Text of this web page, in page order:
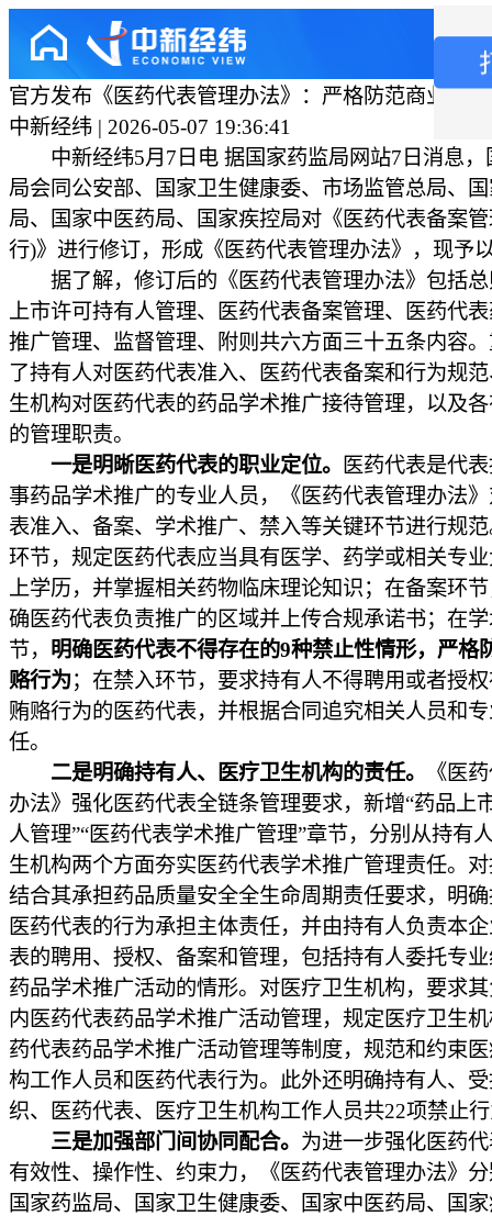
官方发布《医药代表管理办法》：严格防范商业贿
中新经纬 | 2026-05-07 19:36:41
中新经纬5月7日电 据国家药监局网站7日消息，
局会同公安部、国家卫生健康委、市场监管总局、
局、国家中医药局、国家疾控局对《医药代表备案
行)》进行修订，形成《医药代表管理办法》，现予
据了解，修订后的《医药代表管理办法》包括总
上市许可持有人管理、医药代表备案管理、医药代
推广管理、监督管理、附则共六方面三十五条内容
了持有人对医药代表准入、医药代表备案和行为规
生机构对医药代表的药品学术推广接待管理，以及
的管理职责。
一是明晰医药代表的职业定位。
医药代表是代
事药品学术推广的专业人员，《医药代表管理办法
表准入、备案、学术推广、禁入等关键环节进行规
环节，规定医药代表应当具有医学、药学或相关专
上学历，并掌握相关药物临床理论知识；在备案环
确医药代表负责推广的区域并上传合规承诺书；在
节， 明确医药代表不得存在的9种禁止性情形，严格
赂行为；在禁入环节，要求持有人不得聘用或者授
贿赂行为的医药代表，并根据合同追究相关人员和
任。
二是明确持有人、医疗卫生机构的责任。
《医
办法》强化医药代表全链条管理要求，新增“药品上
人管理”“医药代表学术推广管理”章节，分别从持有
生机构两个方面夯实医药代表学术推广管理责任。
结合其承担药品质量安全全生命周期责任要求，明
医药代表的行为承担主体责任，并由持有人负责本
表的聘用、授权、备案和管理，包括持有人委托专
药品学术推广活动的情形。对医疗卫生机构，要求
内医药代表药品学术推广活动管理，规定医疗卫生
药代表药品学术推广活动管理等制度，规范和约束
构工作人员和医药代表行为。此外还明确持有人、
织、医药代表、医疗卫生机构工作人员共22项禁止
三是加强部门间协同配合。 为进一步强化医药
有效性、操作性、约束力，《医药代表管理办法》
国家药监局、国家卫生健康委、国家中医药局、国